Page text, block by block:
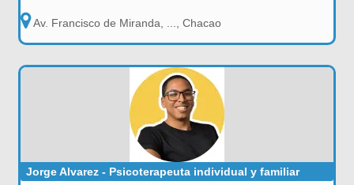
Av. Francisco de Miranda, ..., Chacao
Jorge Alvarez - Psicoterapeuta individual y familiar